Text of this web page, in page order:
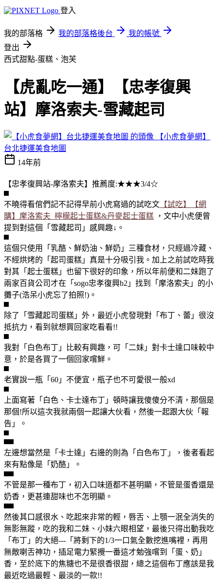
登入
我的部落格 我的部落格後台
我的帳號
登出
西式甜點-蛋糕、泡芙
【虎亂吃一通】【忠孝復興
站】摩洛索夫-雪藏起司
【小虎食夢網】
台北捷運美食地圖
14年前
【忠孝復興站-摩洛索夫】推薦度:★★★3/4☆
不曉得看倌們記不記得早前小虎寫過的試吃文 【試吃】【網
購】​摩洛索夫_檸檬起士蛋​糕&丹麥起士蛋糕 ，文中小虎便曾
提到對這個「雪藏起司」感興趣↓。
這個只使用「乳酪、鮮奶油、鮮奶」三種食材，只經過冷藏、
不經烘烤的「起司蛋糕」真是十分吸引我。加上之前試吃時我
對其「起士蛋糕」也留下很好的印象，所以年前便和二妹跑了
兩家百貨公司才在「sogo忠孝復興b2」找到「摩洛索夫」的小
攤子(浩呆小虎忘了拍照!)。
除了「雪藏起司蛋糕」外，最近小虎發現對「布丁、蕾」很沒
抵抗力，看到就想買回家吃看看!!
我對「白色布丁」比較有興趣，可「二妹」對卡士達口味較中
意，於是各買了一個回家嚐鮮。
老實說一瓶「60」不便宜，瓶子也不可愛很一般xd
上面寫著「白色、卡士達布丁」頓時讓我傻傻分不清，那個是
那個!所以這次我就兩個一起讓大伙看，然後一起跟大伙「報
告」。
左邊想當然是「卡士達」右邊的則為「白色布丁」，後者看起
來有點像是「奶酪」。
不管是那一種布丁，初入口味道都不甚明顯，不管是蛋香還是
奶香，更甚連甜味也不怎明顯。
然後其口感很水、吃起來非常的輕，唇舌、上顎一泯全消失的
無影無蹤，吃的我和二妹、小妹六眼相望，最後只得出動我吃
「布丁」的大絕---「將剩下的1/3一口氣全數挖進嘴裡，再用
無敵喇舌神功，插足電力緊攪一番這才勉強嚐到「蛋、奶」
香，至於底下的焦糖也不是很香很甜，總之這個布丁應該是我
最近吃過最輕、最淡的一款!!